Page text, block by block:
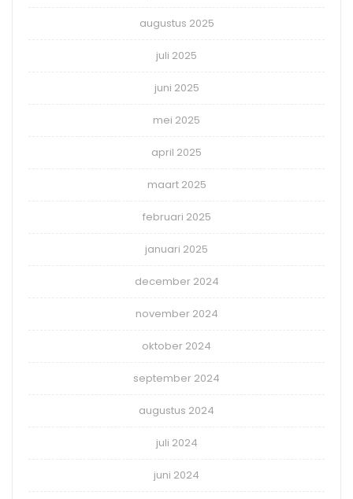
augustus 2025
juli 2025
juni 2025
mei 2025
april 2025
maart 2025
februari 2025
januari 2025
december 2024
november 2024
oktober 2024
september 2024
augustus 2024
juli 2024
juni 2024